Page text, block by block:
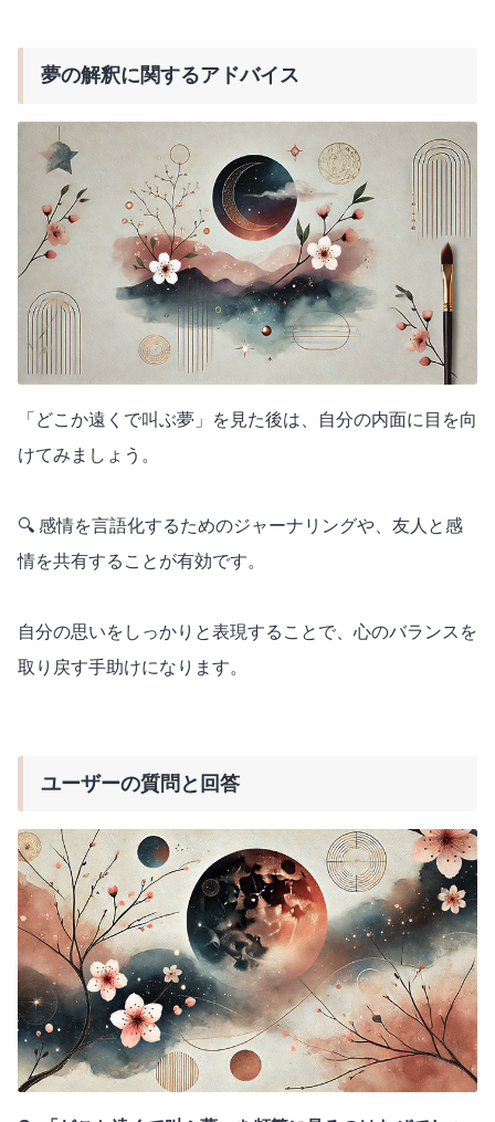
夢の解釈に関するアドバイス
「どこか遠くで叫ぶ夢」を見た後は、自分の内面に目を向
けてみましょう。
🔍 感情を言語化するためのジャーナリングや、友人と感
情を共有することが有効です。
自分の思いをしっかりと表現することで、心のバランスを
取り戻す手助けになります。
ユーザーの質問と回答